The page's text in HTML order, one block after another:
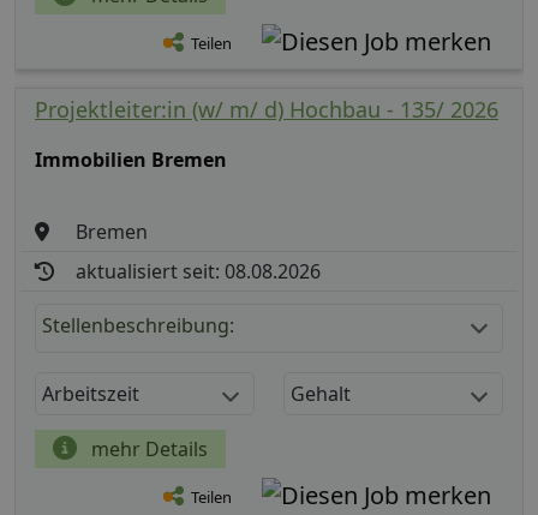
Teilen
Projektleiter:in (w/ m/ d) Hochbau - 135/ 2026
Immobilien Bremen
Bremen
aktualisiert seit: 08.08.2026
Stellenbeschreibung:
Arbeitszeit Gehalt
mehr Details
Teilen